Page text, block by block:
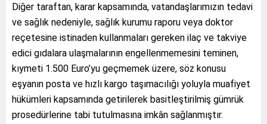
Diğer taraftan, karar kapsamında, vatandaşlarımızın tedavi
ve sağlık nedeniyle, sağlık kurumu raporu veya doktor
reçetesine istinaden kullanmaları gereken ilaç ve takviye
edici gıdalara ulaşmalarının engellenmemesini teminen,
kıymeti 1.500 Euro’yu geçmemek üzere, söz konusu
eşyanın posta ve hızlı kargo taşımacılığı yoluyla muafiyet
hükümleri kapsamında getirilerek basitleştirilmiş gümrük
prosedürlerine tabi tutulmasına imkân sağlanmıştır.